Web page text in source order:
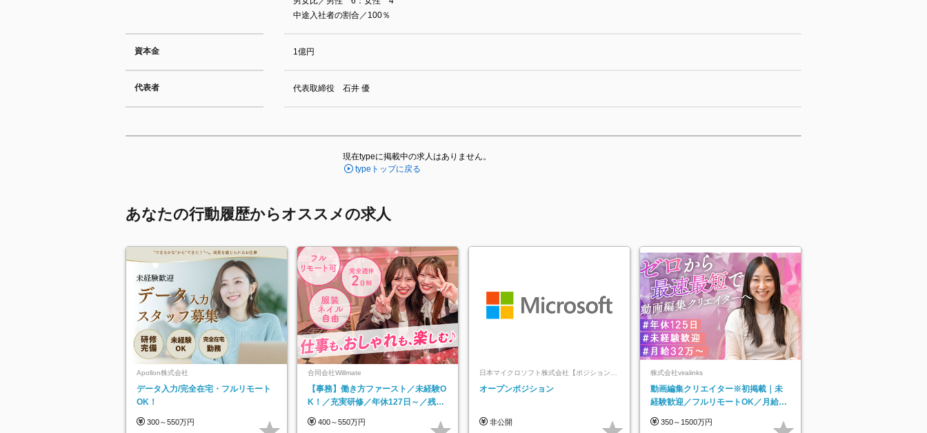
中途入社者の割合／100％
資本金 1億円
代表者 代表取締役 石井 優
現在typeに掲載中の求人はありません。
typeトップに戻る
あなたの行動履歴からオススメの求人
Apollon株式会社
データ入力/完全在宅・フルリモート
OK！
300～550万円
合同会社Willmate
【事務】働き方ファースト／未経験O
K！／充実研修／年休127日～／残業
400～550万円
日本マイクロソフト株式会社【ポジションマ
ッチ登録】
オープンポジション
非公開
株式会社viralinks
動画編集クリエイター※初掲載｜未
経験歓迎／フルリモートOK／月給32
350～1500万円